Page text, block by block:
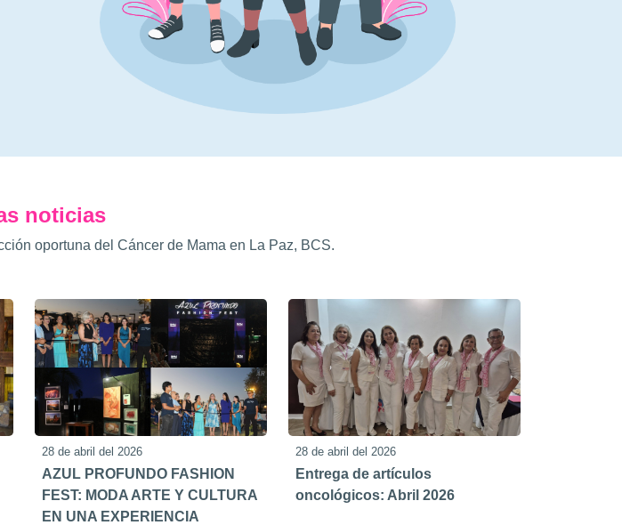
noticias
oportuna del Cáncer de Mama en La Paz, BCS.
28 de abril del 2026
AZUL PROFUNDO FASHION
FEST: MODA ARTE Y CULTURA
EN UNA EXPERIENCIA
28 de abril del 2026
Entrega de artículos
oncológicos: Abril 2026